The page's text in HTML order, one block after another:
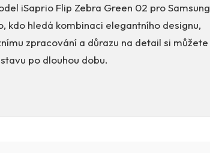
iSaprio Flip Zebra Green 02 pro Samsung
kdo hledá kombinaci elegantního designu,
zpracování a důrazu na detail si můžete
po dlouhou dobu.